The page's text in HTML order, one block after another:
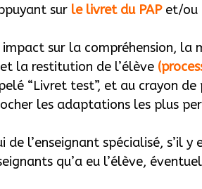
sur le livret du PAPet/ou
impact sur la compréhension, la
la restitution de l’élève
“Livret test”, et au crayon
les adaptations les plus
de l’enseignant spécialisé, s’il
qu’a eu l’élève,